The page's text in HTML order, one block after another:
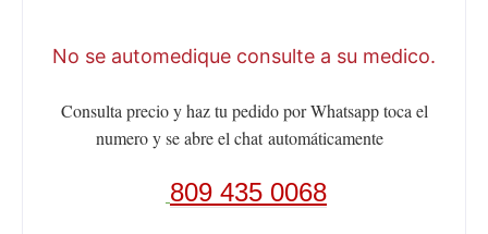
No se automedique consulte a su medico.
Consulta precio y haz tu pedido por Whatsapp toca el
numero y se abre el chatautomáticamente
809 435 0068